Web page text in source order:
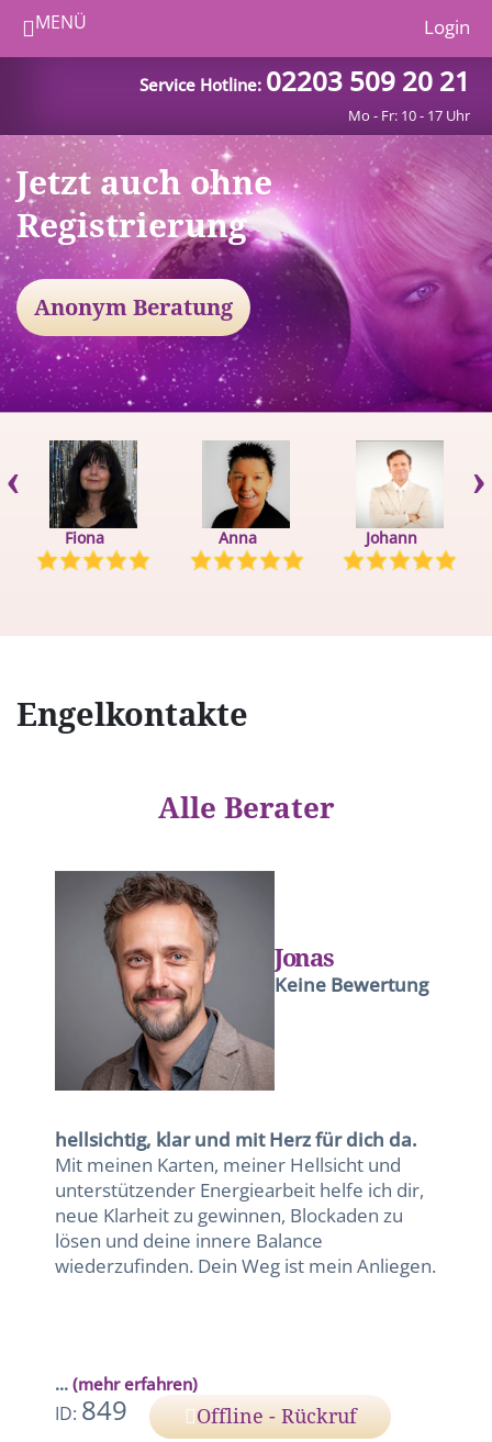
MENÜ Login
Service Hotline: 02203 509 20 21
Mo - Fr: 10 - 17 Uhr
Jetzt auch ohne
Registrierung
Anonym Beratung
Fiona Anna Johann
‹ ›
Engelkontakte
Alle Berater
Jonas
Keine Bewertung
hellsichtig, klar und mit Herz für dich da.
Mit meinen Karten, meiner Hellsicht und
unterstützender Energiearbeit helfe ich dir,
neue Klarheit zu gewinnen, Blockaden zu
lösen und deine innere Balance
wiederzufinden. Dein Weg ist mein Anliegen.
... (mehr erfahren)
ID: 849 Offline - Rückruf